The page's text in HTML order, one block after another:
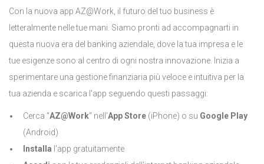
Con la nuova app AZ@Work, il futuro del tuo business è
letteralmente nelle tue mani. Siamo pronti ad accompagnarti in
questa nuova era del banking aziendale, dove la tua impresa e le
tue esigenze sono al centro di ogni nostra innovazione. Inizia a
sperimentare una gestione finanziaria più veloce e intuitiva per la
tua azienda e scarica l'app seguendo questi passaggi:
Cerca "AZ@Work" nell'App Store (iPhone) o su Google Play
(Android)
Installa l'app gratuitamente